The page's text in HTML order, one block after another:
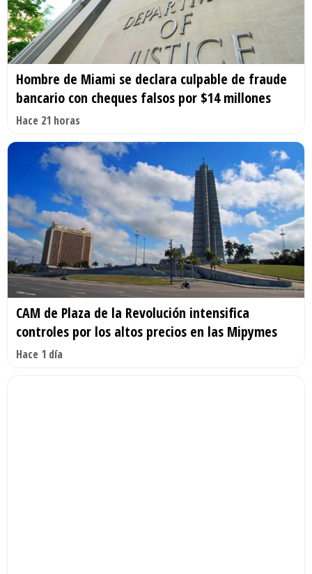
Hombre de Miami se declara culpable de fraude
bancario con cheques falsos por $14 millones
Hace 21 horas
CAM de Plaza de la Revolución intensifica
controles por los altos precios en las Mipymes
Hace 1 día